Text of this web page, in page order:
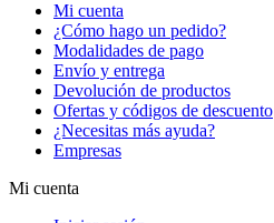
Mi cuenta
¿Cómo hago un pedido?
Modalidades de pago
Envío y entrega
Devolución de productos
Ofertas y códigos de descuento
¿Necesitas más ayuda?
Empresas
Mi cuenta